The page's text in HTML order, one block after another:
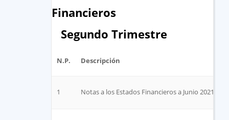
Financieros
Segundo Trimestre
N.P. Descripción
1 Notas a los Estados Financieros a Junio 2021